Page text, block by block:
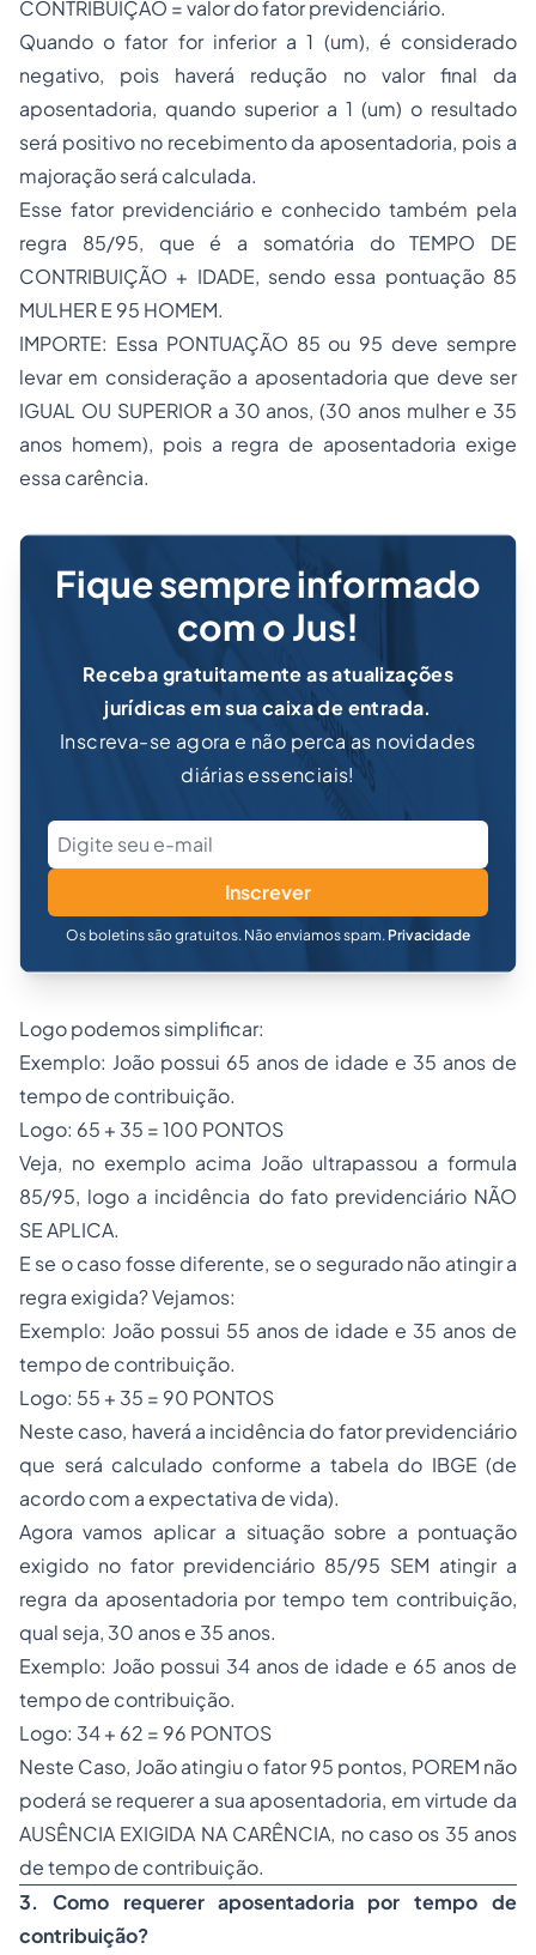
CONTRIBUIÇÃO = valor do fator previdenciário.
Quando o fator for inferior a 1 (um), é considerado
negativo, pois haverá redução no valor final da
aposentadoria, quando superior a 1 (um) o resultado
será positivo no recebimento da aposentadoria, pois a
majoração será calculada.
Esse fator previdenciário e conhecido também pela
regra 85/95, que é a somatória do TEMPO DE
CONTRIBUIÇÃO + IDADE, sendo essa pontuação 85
MULHER E 95 HOMEM.
IMPORTE: Essa PONTUAÇÃO 85 ou 95 deve sempre
levar em consideração a aposentadoria que deve ser
IGUAL OU SUPERIOR a 30 anos, (30 anos mulher e 35
anos homem), pois a regra de aposentadoria exige
essa carência.
Fique sempre informado
com o Jus!
Receba gratuitamente as atualizações
jurídicas em sua caixa de entrada.
Inscreva-se agora e não perca as novidades
diárias essenciais!
Inscrever
Os boletins são gratuitos. Não enviamos spam. Privacidade
Logo podemos simplificar:
Exemplo: João possui 65 anos de idade e 35 anos de
tempo de contribuição.
Logo: 65 + 35 = 100 PONTOS
Veja, no exemplo acima João ultrapassou a formula
85/95, logo a incidência do fato previdenciário NÃO
SE APLICA.
E se o caso fosse diferente, se o segurado não atingir a
regra exigida? Vejamos:
Exemplo: João possui 55 anos de idade e 35 anos de
tempo de contribuição.
Logo: 55 + 35 = 90 PONTOS
Neste caso, haverá a incidência do fator previdenciário
que será calculado conforme a tabela do IBGE (de
acordo com a expectativa de vida).
Agora vamos aplicar a situação sobre a pontuação
exigido no fator previdenciário 85/95 SEM atingir a
regra da aposentadoria por tempo tem contribuição,
qual seja, 30 anos e 35 anos.
Exemplo: João possui 34 anos de idade e 65 anos de
tempo de contribuição.
Logo: 34 + 62 = 96 PONTOS
Neste Caso, João atingiu o fator 95 pontos, POREM não
poderá se requerer a sua aposentadoria, em virtude da
AUSÊNCIA EXIGIDA NA CARÊNCIA, no caso os 35 anos
de tempo de contribuição.
3. Como requerer aposentadoria por tempo de
contribuição?